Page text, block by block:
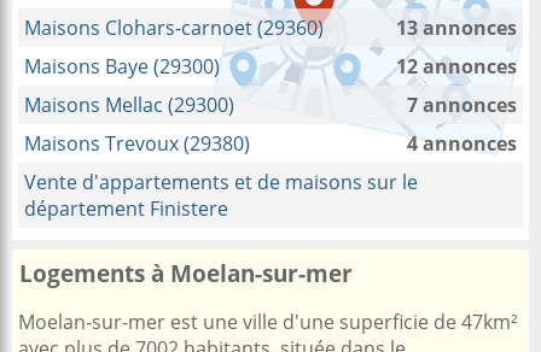
Maisons Clohars-carnoet (29360)
13 annonces
Maisons Baye (29300)
12 annonces
Maisons Mellac (29300)
7 annonces
Maisons Trevoux (29380)
4 annonces
Vente d'appartements et de maisons sur le
département Finistere
Logements à Moelan-sur-mer
Moelan-sur-mer est une ville d'une superficie de 47km²